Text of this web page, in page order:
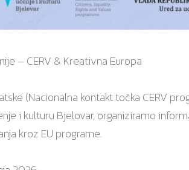
– CERV & Kreativna Europa
(Nacionalna kontakt točka CERV
i kulturu Bjelovar, organiziramo
kroz EU programe.